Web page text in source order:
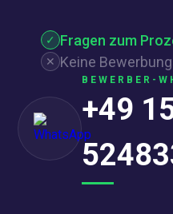
✓ Fragen zum
✕ Keine
BEWERBER-
+49